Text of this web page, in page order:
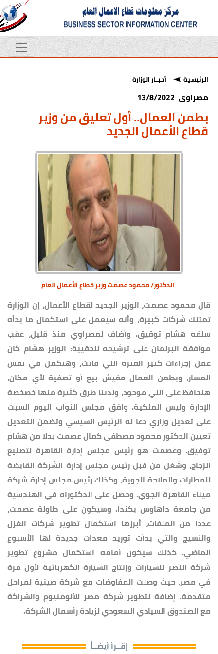
الرئيسية أخبــار الوزارة
مصراوى 13/8/2022
بطمن العمال.. أول تعليق من وزير
قطاع الأعمال الجديد
الدكتور/ محمود عصمت وزير قطاع الأعمال العام
قال محمود عصمت، الوزير الجديد لقطاع الأعمال، إن الوزارة
تمتلك شركات كبيرة، وأنه سيعمل على استكمال ما بدأه
سلفه هشام توقيق. وأضاف لمصراوي منذ قليل، عقب
موافقة البرلمان على ترشيحه للحقيبة: الوزير هشام كان
عمل إجراءات كتير الفترة اللي فاتت، وهنكمل في نفس
المسار، وبطمن العمال مفيش بيع أو تصفية لأي مكان،
هنحافظ على اللي موجود، ولدينا طرق كثيرة منها خصخصة
الإدارة وليس الملكية. وافق مجلس النواب اليوم السبت
على تعديل وزاري دعا له الرئيس السيسي وتضمن التعديل
تعيين الدكتور محمود مصطفى كمال عصمت بدلا من هشام
توفيق. وعصمت هو رئيس مجلس إدارة القاهرة لتصنيع
الزجاج، وشغل من قبل رئيس مجلس إدارة الشركة القابضة
للمطارات والملاحة الجوية، وكذلك رئيس مجلس إدارة شركة
ميناء القاهرة الجوي. وحصل على الدكتوراه في الهندسية
من جامعة داهاوس بكندا. وسيكون على طاولة عصمت،
عددا من الملفات، أبرزها استكمال تطوير شركات الغزل
والنسيج والتي بدأت توريد معدات جديدة لها الأسبوع
الماضي. كذلك سيكون أمامه استكمال مشروع تطوير
شركة النصر للسيارات وإنتاج السيارة الكهربائية لأول مرة
في مصر، حيث وصلت المفاوضات مع شركة صينية لمراحل
متقدمة. إضافة لتطوير شركة مصر للألومنيوم والشراكة
مع الصندوق السيادي السعودي لزيادة رأسمال الشركة.